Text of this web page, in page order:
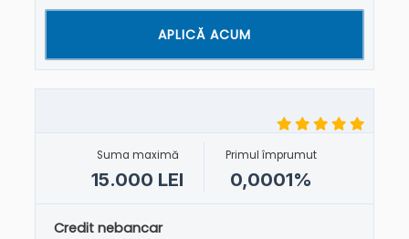
APLICĂ ACUM
Suma maximă
15.000 LEI
Primul împrumut
0,0001%
Credit nebancar